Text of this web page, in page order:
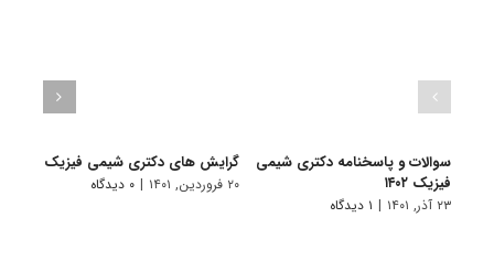
سوالات و پاسخنامه دکتری شیمی
فیزیک ۱۴۰۲
۲۳ آذر, ۱۴۰۱ | ۱ دیدگاه
گرایش های دکتری شیمی ﻓﻴﺰیک
۲۰ فروردین, ۱۴۰۱ | ۰ دیدگاه